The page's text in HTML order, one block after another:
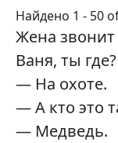
Найдено 1 - 50
Жена
Ваня, ты где?
— На охоте.
— А кто это
— Медведь.